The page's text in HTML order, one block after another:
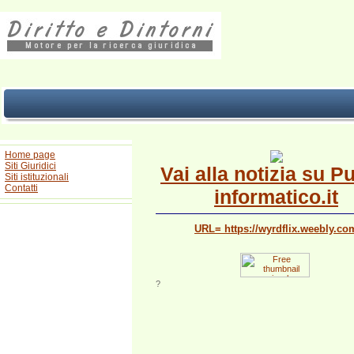
Home page
Siti Giuridici
Siti istituzionali
Contatti
Vai alla notizia su
informatico.it
URL= https://
?